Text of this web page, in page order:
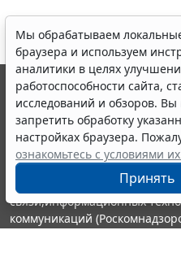
Мы обрабатываем
браузера и используем
аналитики в целях
работоспособности сайта,
исследований и обзоров.
запретить обработку
настройках браузера.
ознакомьтесь с условиями
Принять
© ООО "НПП "ГАРАНТ-
выпускается с 1990 года.
являются участниками
информации ГАРАНТ.
Портал ГАРАНТ.РУ
издания Федеральной
связи,информационных
коммуникаций